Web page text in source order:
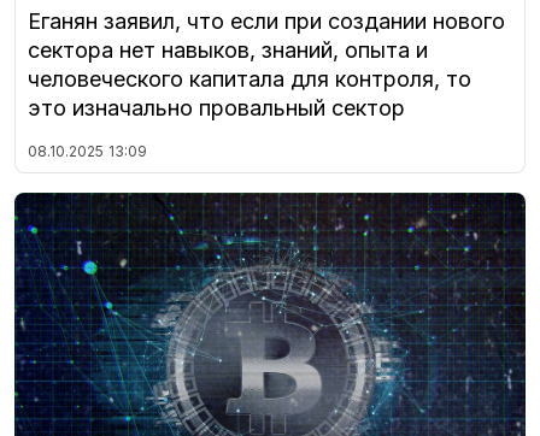
Еганян заявил, что если при создании нового
сектора нет навыков, знаний, опыта и
человеческого капитала для контроля, то
это изначально провальный сектор
08.10.2025 13:09